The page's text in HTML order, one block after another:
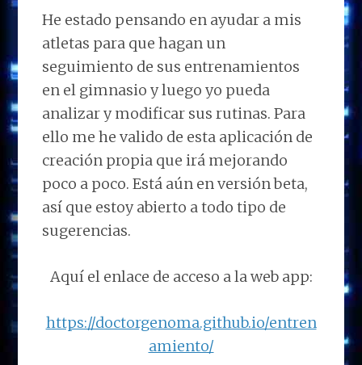
He estado pensando en ayudar a mis
atletas para que hagan un
seguimiento de sus entrenamientos
en el gimnasio y luego yo pueda
analizar y modificar sus rutinas. Para
ello me he valido de esta aplicación de
creación propia que irá mejorando
poco a poco. Está aún en versión beta,
así que estoy abierto a todo tipo de
sugerencias.
Aquí el enlace de acceso a la web app:
https://doctorgenoma.github.io/entren
amiento/